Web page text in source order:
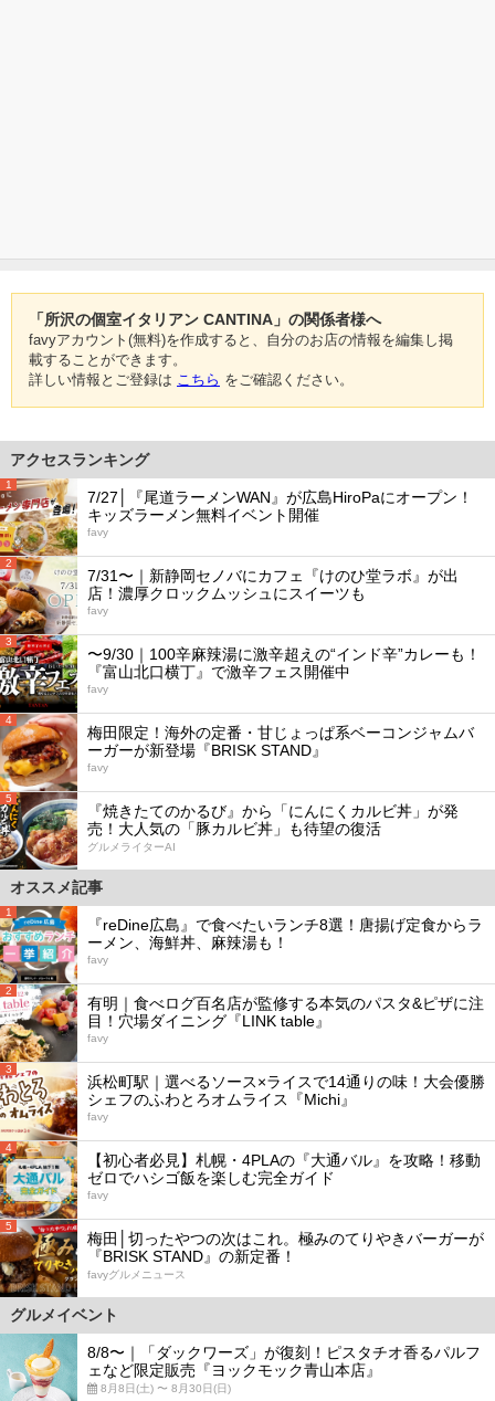
「所沢の個室イタリアン CANTINA」の関係者様へ
favyアカウント(無料)を作成すると、自分のお店の情報を編集し掲
載することができます。
詳しい情報とご登録は こちら をご確認ください。
アクセスランキング
1
7/27│『尾道ラーメンWAN』が広島HiroPaにオープン！
キッズラーメン無料イベント開催
favy
2
7/31〜｜新静岡セノバにカフェ『けのひ堂ラボ』が出
店！濃厚クロックムッシュにスイーツも
favy
3
〜9/30｜100辛麻辣湯に激辛超えの“インド辛”カレーも！
『富山北口横丁』で激辛フェス開催中
favy
4
梅田限定！海外の定番・甘じょっぱ系ベーコンジャムバ
ーガーが新登場『BRISK STAND』
favy
5
『焼きたてのかるび』から「にんにくカルビ丼」が発
売！大人気の「豚カルビ丼」も待望の復活
グルメライターAI
オススメ記事
1
『reDine広島』で食べたいランチ8選！唐揚げ定食からラ
ーメン、海鮮丼、麻辣湯も！
favy
2
有明｜食べログ百名店が監修する本気のパスタ&ピザに注
目！穴場ダイニング『LINK table』
favy
3
浜松町駅｜選べるソース×ライスで14通りの味！大会優勝
シェフのふわとろオムライス『Michi』
favy
4
【初心者必見】札幌・4PLAの『大通バル』を攻略！移動
ゼロでハシゴ飯を楽しむ完全ガイド
favy
5
梅田│切ったやつの次はこれ。極みのてりやきバーガーが
『BRISK STAND』の新定番！
favyグルメニュース
グルメイベント
8/8〜｜「ダックワーズ」が復刻！ピスタチオ香るパルフ
ェなど限定販売『ヨックモック青山本店』
8月8日(土) 〜 8月30日(日)